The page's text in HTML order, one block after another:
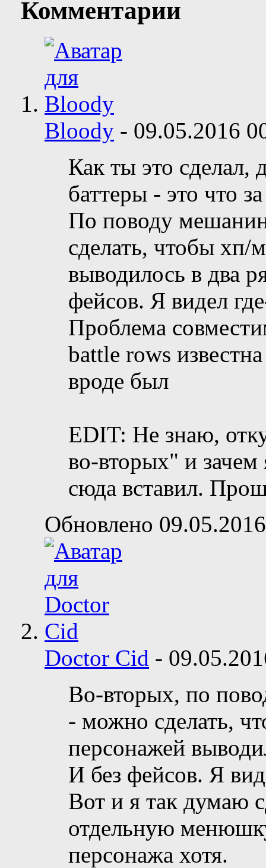
Комментарии
Bloody - 09.05.2016
Как ты это сделал,
баттеры - это что
По поводу
сделать, чтобы хп/
выводилось в два
фейсов. Я видел
Проблема
battle rows
вроде был
EDIT: Не знаю,
во-вторых" и зачем
сюда вставил.
Обновлено
Doctor Cid -
Во-вторых, по
- можно сделать,
персонажей
И без фейсов. Я
Вот и я так думаю
отдельную
персонажа хотя.